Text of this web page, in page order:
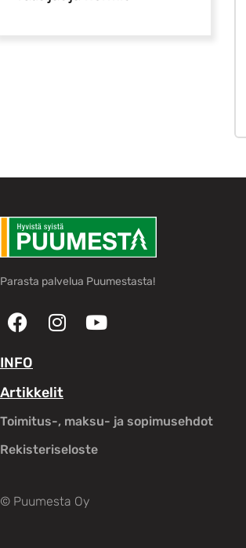
Parasta palvelua Puumestasta!
INFO
Artikkelit
Toimitus-, maksu- ja sopimusehdot
Rekisteriseloste
© Puumesta Oy